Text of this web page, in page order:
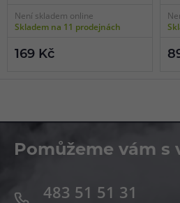
pro RDL/MTL vaping.
Není skladem online
Skladem na 11 prodejnách
169 Kč
Pomůžeme vám s
483 51 51 31